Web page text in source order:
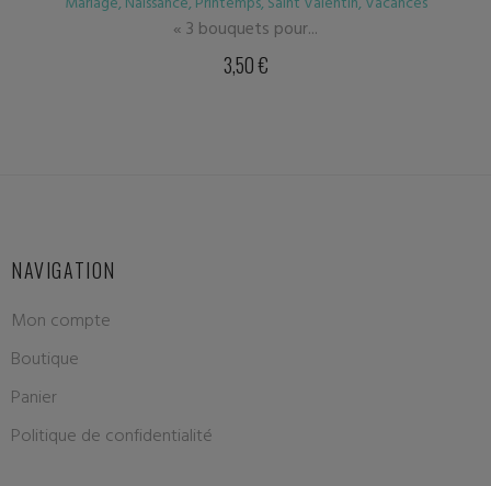
NAVIGATION
Mon compte
Boutique
Panier
Politique de confidentialité